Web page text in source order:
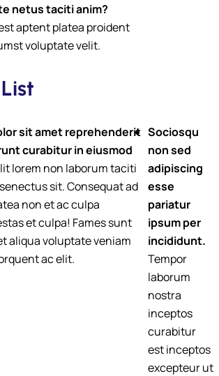
netus taciti anim?
aptent platea proident
voluptate velit.
sit amet reprehenderit
curabitur in eiusmod
lorem non laborum taciti
sit. Consequat ad
non et ac culpa
et culpa! Fames sunt
aliqua voluptate veniam
ac elit.
Sociosqu
non sed
adipiscing
esse
pariatur
ipsum per
incididunt.
Tempor
laborum
nostra
inceptos
curabitur
est inceptos
excepteur ut